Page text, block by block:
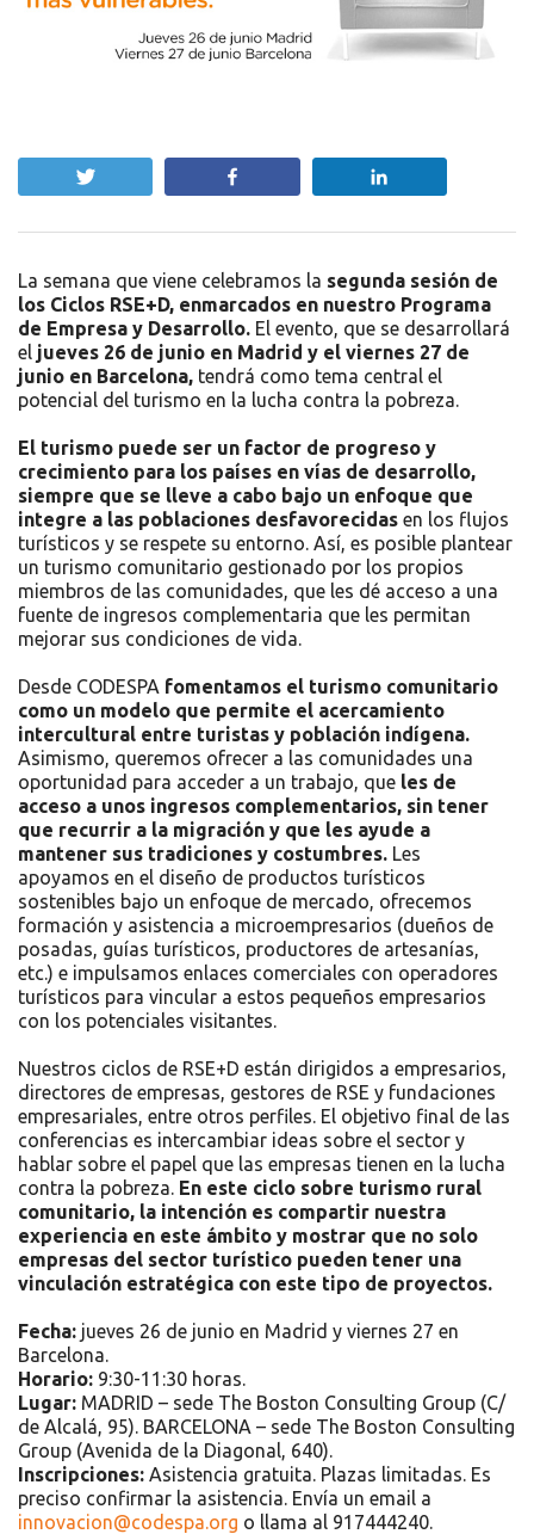
La semana que viene celebramos la segunda sesión de
los Ciclos RSE+D, enmarcados en nuestro Programa
de Empresa y Desarrollo. El evento, que se desarrollará
el jueves 26 de junio en Madrid y el viernes 27 de
junio en Barcelona, tendrá como tema central el
potencial del turismo en la lucha contra la pobreza.
El turismo puede ser un factor de progreso y
crecimiento para los países en vías de desarrollo,
siempre que se lleve a cabo bajo un enfoque que
integre a las poblaciones desfavorecidas en los flujos
turísticos y se respete su entorno. Así, es posible plantear
un turismo comunitario gestionado por los propios
miembros de las comunidades, que les dé acceso a una
fuente de ingresos complementaria que les permitan
mejorar sus condiciones de vida.
Desde CODESPA fomentamos el turismo comunitario
como un modelo que permite el acercamiento
intercultural entre turistas y población indígena.
Asimismo, queremos ofrecer a las comunidades una
oportunidad para acceder a un trabajo, que les de
acceso a unos ingresos complementarios, sin tener
que recurrir a la migración y que les ayude a
mantener sus tradiciones y costumbres. Les
apoyamos en el diseño de productos turísticos
sostenibles bajo un enfoque de mercado, ofrecemos
formación y asistencia a microempresarios (dueños de
posadas, guías turísticos, productores de artesanías,
etc.) e impulsamos enlaces comerciales con operadores
turísticos para vincular a estos pequeños empresarios
con los potenciales visitantes.
Nuestros ciclos de RSE+D están dirigidos a empresarios,
directores de empresas, gestores de RSE y fundaciones
empresariales, entre otros perfiles. El objetivo final de las
conferencias es intercambiar ideas sobre el sector y
hablar sobre el papel que las empresas tienen en la lucha
contra la pobreza. En este ciclo sobre turismo rural
comunitario, la intención es compartir nuestra
experiencia en este ámbito y mostrar que no solo
empresas del sector turístico pueden tener una
vinculación estratégica con este tipo de proyectos.
Fecha: jueves 26 de junio en Madrid y viernes 27 en
Barcelona.
Horario: 9:30-11:30 horas.
Lugar: MADRID – sede The Boston Consulting Group (C/
de Alcalá, 95). BARCELONA – sede The Boston Consulting
Group (Avenida de la Diagonal, 640).
Inscripciones: Asistencia gratuita. Plazas limitadas. Es
preciso confirmar la asistencia. Envía un email a
innovacion@codespa.org o llama al 917444240.